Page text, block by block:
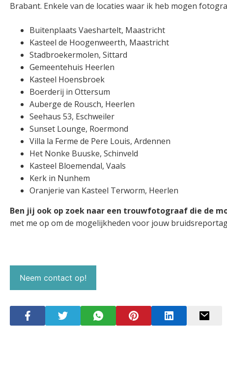
Brabant. Enkele van de locaties waar ik heb mogen
Buitenplaats Vaeshartelt, Maastricht
Kasteel de Hoogenweerth, Maastricht
Stadbroekermolen, Sittard
Gemeentehuis Heerlen
Kasteel Hoensbroek
Boerderij in Ottersum
Auberge de Rousch, Heerlen
Seehaus 53, Eschweiler
Sunset Lounge, Roermond
Villa la Ferme de Pere Louis, Ardennen
Het Nonke Buuske, Schinveld
Kasteel Bloemendal, Vaals
Kerk in Nunhem
Oranjerie van Kasteel Terworm, Heerlen
Ben jij ook op zoek naar een trouwfotograaf die de
met me op om de mogelijkheden voor jouw
Neem contact op!